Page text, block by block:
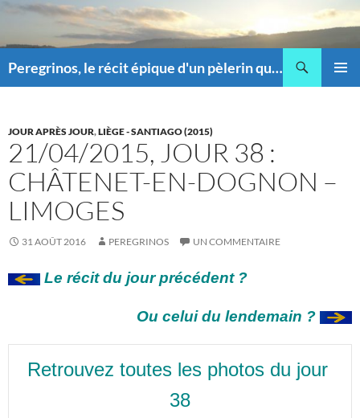
Peregrinos, le récit épique d'un pèlerin qui pique !
JOUR APRÈS JOUR,LIÈGE - SANTIAGO (2015)
21/04/2015, JOUR 38 :
CHÂTENET-EN-DOGNON –
LIMOGES
31 AOÛT 2016 PEREGRINOS UN COMMENTAIRE
Le récit du jour précédent ?
Ou celui du lendemain ?
Retrouvez toutes les photos du jour
38